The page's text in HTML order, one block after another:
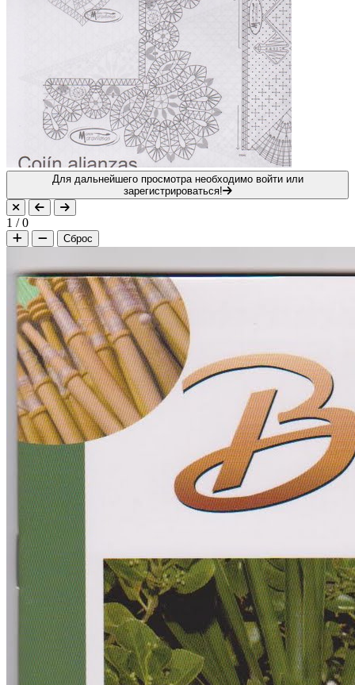
Для дальнейшего просмотра необходимо войти или
зарегистрироваться!
1 /0
Сброс